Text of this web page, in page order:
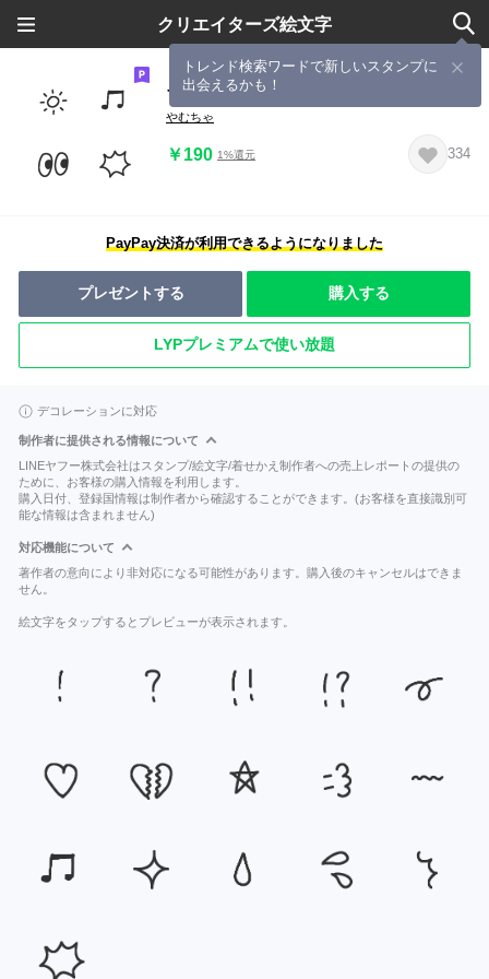
クリエイターズ絵文字
トレンド検索ワードで新しいスタンプに
出会えるかも！
ちいさいきごう01しろくろ
やむちゃ
￥190 1%還元 334
PayPay決済が利用できるようになりました
プレゼントする 購入する
LYPプレミアムで使い放題
デコレーションに対応
制作者に提供される情報について
LINEヤフー株式会社はスタンプ/絵文字/着せかえ制作者への売上レポートの提供の
ために、お客様の購入情報を利用します。
購入日付、登録国情報は制作者から確認することができます。(お客様を直接識別可
能な情報は含まれません)
対応機能について
著作者の意向により非対応になる可能性があります。購入後のキャンセルはできま
せん。
絵文字をタップするとプレビューが表示されます。